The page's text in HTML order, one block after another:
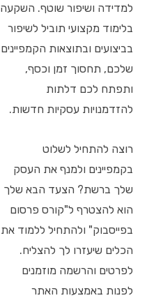
למדידה ושיפור שוטף. השקעה
בלימוד מקצועי תוביל לשיפור
בביצועים ובתוצאות הקמפיינים
שלכם, תחסוך זמן וכסף,
ותפתח לכם דלתות
להזדמנויות עסקיות חדשות.
רוצה להתחיל לשלוט
בקמפיינים ולמנף את העסק
שלך ברשת? הצעד הבא שלך
הוא להצטרף ל"קורס פרסום
בפייסבוק" ולהתחיל ללמוד את
הכלים שיעזרו לך להצליח.
לפרטים והרשמה מוזמנים
לפנות באמצעות האתר